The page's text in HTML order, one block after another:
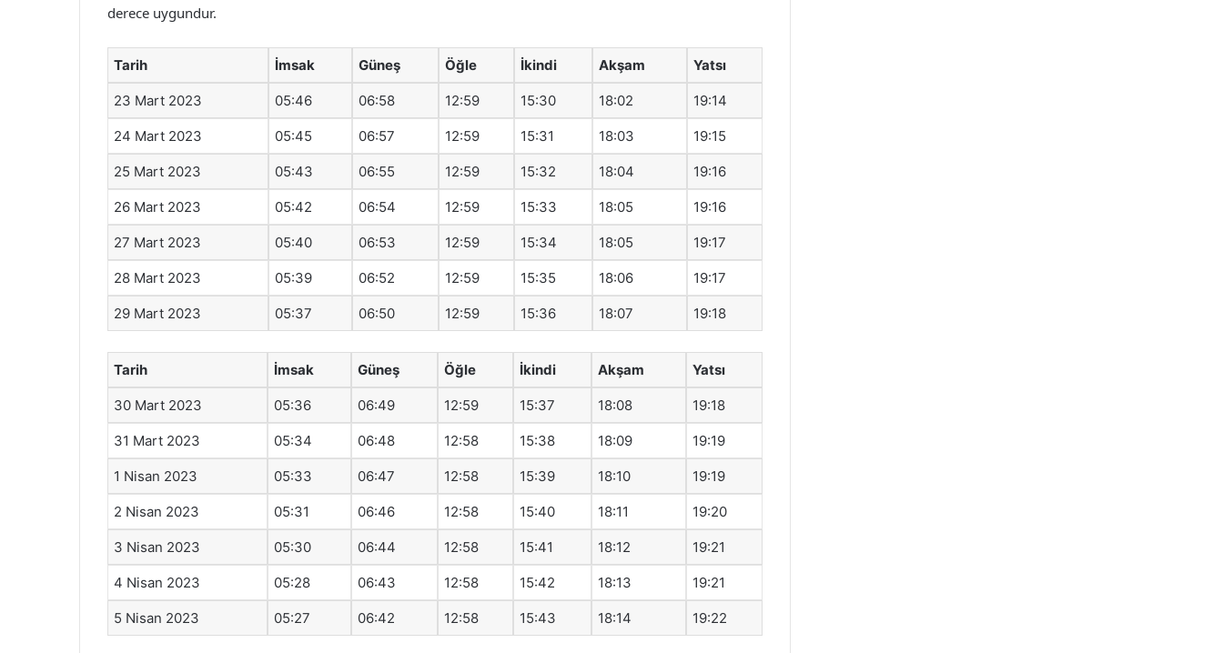
derece uygundur.
Tarih İmsak Güneş Öğle İkindi Akşam Yatsı
23 Mart 2023 05:46 06:58 12:59 15:30 18:02 19:14
24 Mart 2023 05:45 06:57 12:59 15:31 18:03 19:15
25 Mart 2023 05:43 06:55 12:59 15:32 18:04 19:16
26 Mart 2023 05:42 06:54 12:59 15:33 18:05 19:16
27 Mart 2023 05:40 06:53 12:59 15:34 18:05 19:17
28 Mart 2023 05:39 06:52 12:59 15:35 18:06 19:17
29 Mart 2023 05:37 06:50 12:59 15:36 18:07 19:18
Tarih İmsak Güneş Öğle İkindi Akşam Yatsı
30 Mart 2023 05:36 06:49 12:59 15:37 18:08 19:18
31 Mart 2023 05:34 06:48 12:58 15:38 18:09 19:19
1 Nisan 2023 05:33 06:47 12:58 15:39 18:10 19:19
2 Nisan 2023 05:31 06:46 12:58 15:40 18:11 19:20
3 Nisan 2023 05:30 06:44 12:58 15:41 18:12 19:21
4 Nisan 2023 05:28 06:43 12:58 15:42 18:13 19:21
5 Nisan 2023 05:27 06:42 12:58 15:43 18:14 19:22